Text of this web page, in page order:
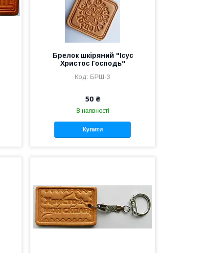
Брелок шкіряний "Ісус
Христос Господь"
БРШ-3
50 ₴
В наявності
Купити